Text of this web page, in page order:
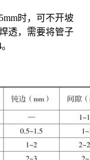
时，可不开坡
透，需要将管子